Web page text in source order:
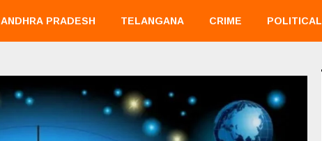
ANDHRA PRADESH TELANGANA CRIME POLITICAL